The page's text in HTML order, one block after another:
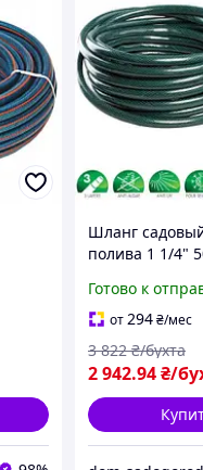
Шланг
полива 1 1/4"
Plastik (
Готово к
от294₴/мес
2 942.94₴/
3 822 ₴/бухта